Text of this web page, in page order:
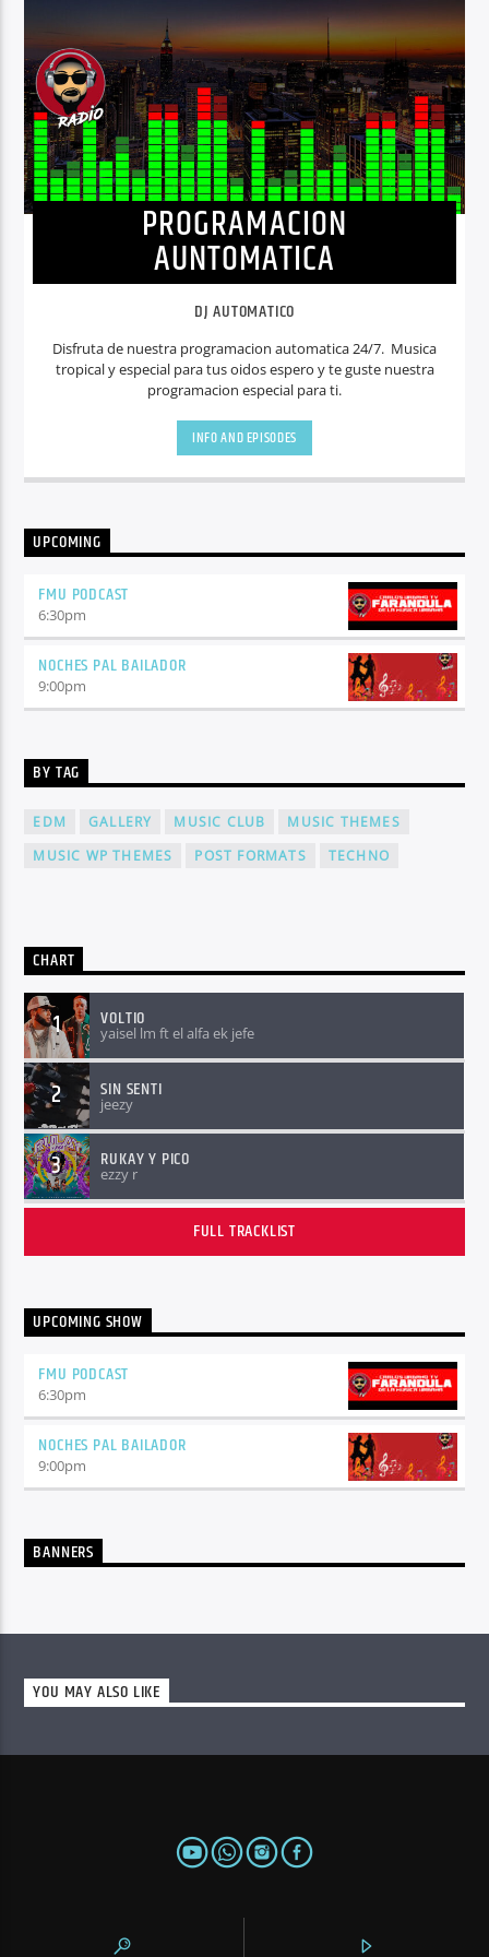
OUT OF MY HEAD [RADIO EDIT]
TOM ORLANDO
EDIFICANDO TUS SENTIDOS AUDITIVOS
PROGRAMACION
AUNTOMATICA
DJ AUTOMATICO
Disfruta de nuestra programacion automatica 24/7. Musica
tropical y especial para tus oidos espero y te guste nuestra
programacion especial para ti.
INFO AND EPISODES
UPCOMING
FMU PODCAST
6:30pm
NOCHES PAL BAILADOR
9:00pm
BY TAG
EDM GALLERY MUSIC CLUB
MUSIC THEMES
MUSIC WP THEMES
POST FORMATS TECHNO
CHART
1 VOLTIO
yaisel lm ft el alfa ek jefe
2 SIN SENTI
jeezy
3 RUKAY Y PICO
ezzy r
FULL TRACKLIST
UPCOMING SHOW
FMU PODCAST
6:30pm
NOCHES PAL BAILADOR
9:00pm
BANNERS
YOU MAY ALSO LIKE